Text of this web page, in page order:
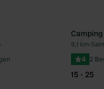
Favorit9,1 km•
4 2
15 - 25